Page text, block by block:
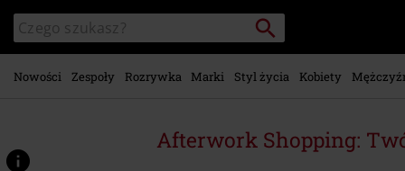
głównej
zawartości
Wyszukaj
katalog
Szukaj
Nowości Zespoły Rozrywka Marki Styl życia Kobiety
Afterwork Shopping: